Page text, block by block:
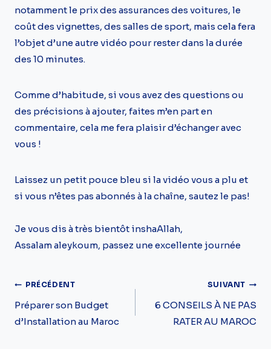
notamment le prix des assurances des voitures, le
coût des vignettes, des salles de sport, mais cela fera
l’objet d’une autre vidéo pour rester dans la durée
des 10 minutes.
Comme d’habitude, si vous avez des questions ou
des précisions à ajouter, faites m’en part en
commentaire, cela me fera plaisir d’échanger avec
vous !
Laissez un petit pouce bleu si la vidéo vous a plu et
si vous n’êtes pas abonnés à la chaîne, sautez le pas!
Je vous dis à très bientôt inshaAllah,
Assalam aleykoum, passez une excellente journée
Navigation
De
PRÉCÉDENT
Préparer son Budget
d’Installation au Maroc
SUIVANT
6 CONSEILS À NE PAS
RATER AU MAROC